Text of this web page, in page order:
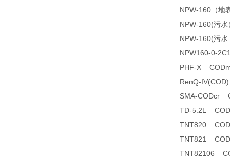
NPW-160（地
NPW-160(污
NPW-160(污
NPW160-0-
PHF-X
RenQ-
SMA-CODcr
TD-5.2L COD
TNT820
TNT821
TNT82106